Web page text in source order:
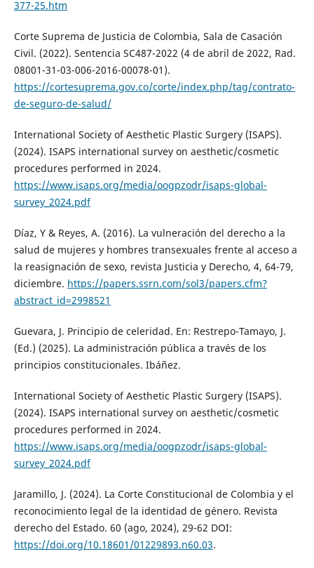
377-25.htm
Corte Suprema de Justicia de Colombia, Sala de Casación
Civil. (2022). Sentencia SC487-2022 (4 de abril de 2022, Rad.
08001-31-03-006-2016-00078-01).
https://cortesuprema.gov.co/corte/index.php/tag/contrato-
de-seguro-de-salud/
International Society of Aesthetic Plastic Surgery (ISAPS).
(2024). ISAPS international survey on aesthetic/cosmetic
procedures performed in 2024.
https://www.isaps.org/media/oogpzodr/isaps-global-
survey_2024.pdf
Díaz, Y & Reyes, A. (2016). La vulneración del derecho a la
salud de mujeres y hombres transexuales frente al acceso a
la reasignación de sexo, revista Justicia y Derecho, 4, 64-79,
diciembre. https://papers.ssrn.com/sol3/papers.cfm?
abstract_id=2998521
Guevara, J. Principio de celeridad. En: Restrepo-Tamayo, J.
(Ed.) (2025). La administración pública a través de los
principios constitucionales. Ibáñez.
International Society of Aesthetic Plastic Surgery (ISAPS).
(2024). ISAPS international survey on aesthetic/cosmetic
procedures performed in 2024.
https://www.isaps.org/media/oogpzodr/isaps-global-
survey_2024.pdf
Jaramillo, J. (2024). La Corte Constitucional de Colombia y el
reconocimiento legal de la identidad de género. Revista
derecho del Estado. 60 (ago, 2024), 29-62 DOI:
https://doi.org/10.18601/01229893.n60.03.